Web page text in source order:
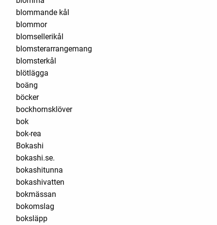
blommande kål
blommor
blomsellerikål
blomsterarrangemang
blomsterkål
blötlägga
boäng
böcker
bockhornsklöver
bok
bok-rea
Bokashi
bokashi.se.
bokashitunna
bokashivatten
bokmässan
bokomslag
boksläpp